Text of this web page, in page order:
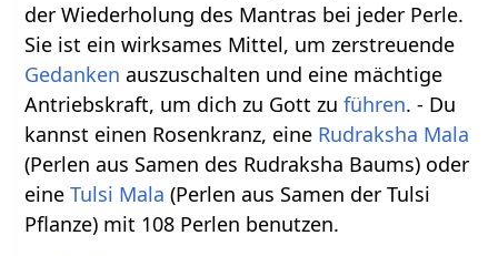
der Wiederholung des Mantras bei jeder Perle.
Sie ist ein wirksames Mittel, um zerstreuende
Gedanken auszuschalten und eine mächtige
Antriebskraft, um dich zu Gott zuführen. - Du
kannst einen Rosenkranz, eine Rudraksha Mala
(Perlen aus Samen des Rudraksha Baums) oder
eineTulsi Mala (Perlen aus Samen der Tulsi
Pflanze) mit 108 Perlen benutzen.